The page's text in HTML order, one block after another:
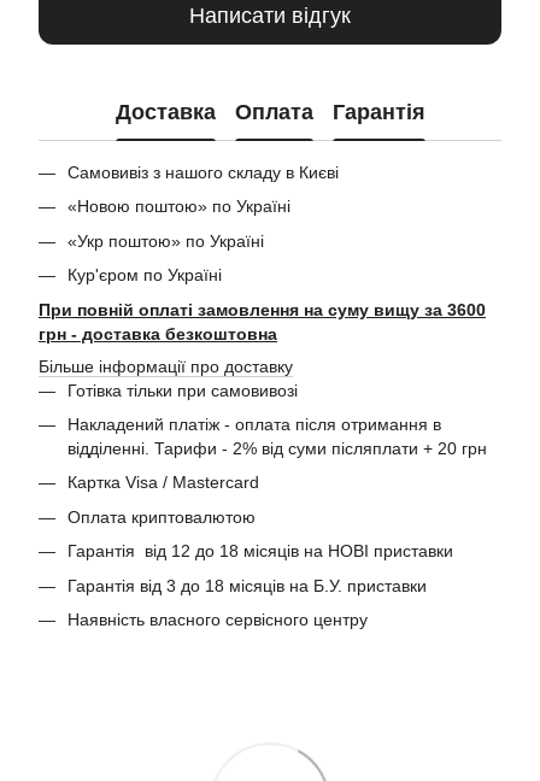
Написати відгук
Доставка Оплата Гарантія
Самовивіз з нашого складу в Києві
«Новою поштою» по Україні
«Укр поштою» по Україні
Кур'єром по Україні
При повній оплаті замовлення на суму вищу за 3600
грн - доставка безкоштовна
Більше інформації про доставку
Готівка тільки при самовивозі
Накладений платіж - оплата після отримання в
відділенні. Тарифи - 2% від суми післяплати + 20 грн
Картка Visa / Mastercard
Оплата криптовалютою
Гарантія від 12 до 18 місяців на НОВІ приставки
Гарантія від 3 до 18 місяців на Б.У. приставки
Наявність власного сервісного центру